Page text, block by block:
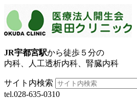
JR宇都宮駅から徒歩５分の
内科、人工透析内科、腎臓内科
サイト内検索
tel.028-635-0310